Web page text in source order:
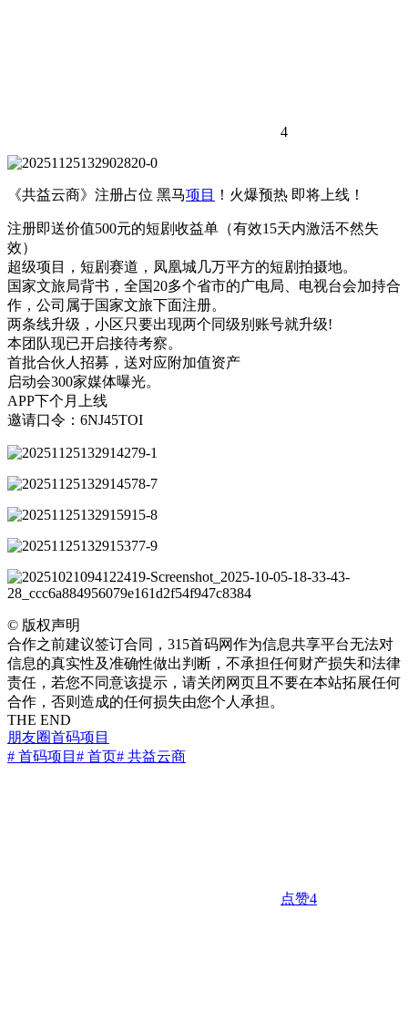
4
《共益云商》注册占位 黑马项目 ！火爆预热 即将上线！
注册即送价值500元的短剧收益单（有效15天内激活不然失
效）
超级项目，短剧赛道，凤凰城几万平方的短剧拍摄地。
国家文旅局背书，全国20多个省市的广电局、电视台会加持合
作，公司属于国家文旅下面注册。
两条线升级，小区只要出现两个同级别账号就升级!
本团队现已开启接待考察。
首批合伙人招募，送对应附加值资产
启动会300家媒体曝光。
APP下个月上线
邀请口令：6NJ45TOI
© 版权声明
合作之前建议签订合同，315首码网作为信息共享平台无法对
信息的真实性及准确性做出判断，不承担任何财产损失和法律
责任，若您不同意该提示，请关闭网页且不要在本站拓展任何
合作，否则造成的任何损失由您个人承担。
THE END
朋友圈首码项目
# 首码项目 # 首页# 共益云商
点赞4